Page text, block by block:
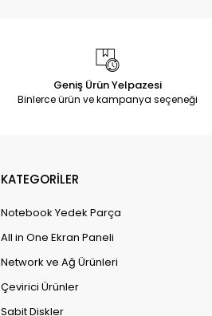
Geniş Ürün Yelpazesi
Binlerce ürün ve kampanya seçeneği
KATEGORİLER
Notebook Yedek Parça
All in One Ekran Paneli
Network ve Ağ Ürünleri
Çevirici Ürünler
Sabit Diskler